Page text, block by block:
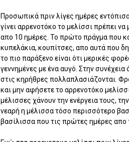
Προσωπικά πριν λίγες ημέρες
γίνει αρρενοτόκο το μελίσσι πρέπει
απο 10 ημέρες. Το πρώτο πράγμα που
κυπελάκια, κουπίτσες, απο αυτά που
το πιο παράξενο είναι ότι μερικές
γεννημένες με ένα αυγό. Στην
στις κηρήθρες πολλαπλασιάζονται.
και μην αφήσετε το αρρενοτόκο
μέλισσες χάνουν την ενέργεια τους,
νεαρή η μέλισσα τόσο περισσότερο
βασίλισσα που τις πρώτες ημέρες